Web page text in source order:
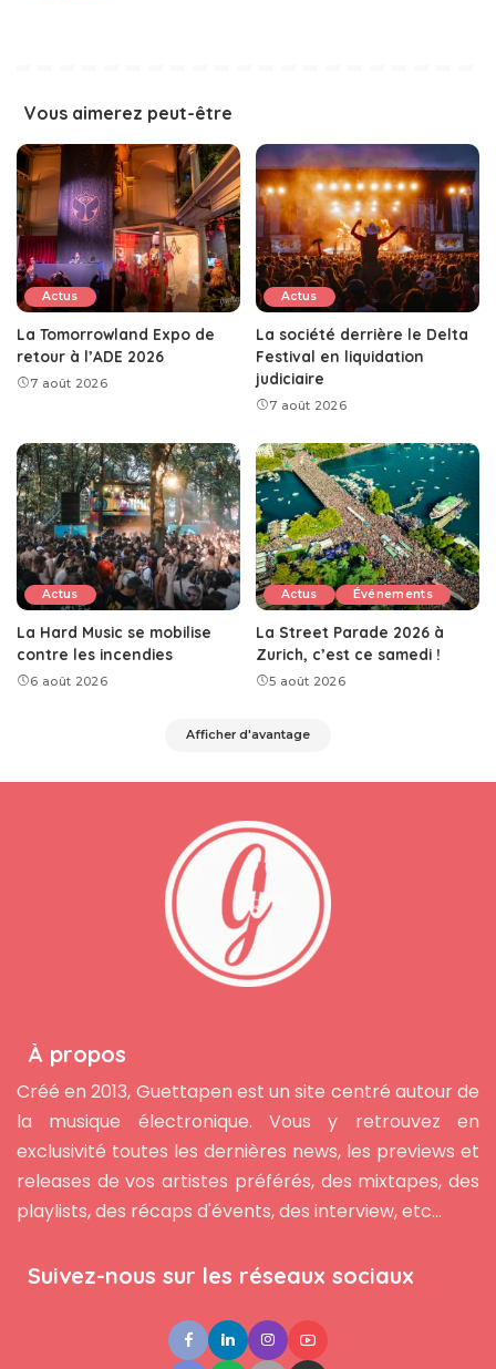
Vous aimerez peut-être
Actus
La Tomorrowland Expo de
retour à l’ADE 2026
7 août 2026
Actus
La société derrière le Delta
Festival en liquidation
judiciaire
7 août 2026
Actus
La Hard Music se mobilise
contre les incendies
6 août 2026
Actus Événements
La Street Parade 2026 à
Zurich, c’est ce samedi !
5 août 2026
Afficher d'avantage
À propos
Créé en 2013, Guettapen est un site centré autour de
la musique électronique. Vous y retrouvez en
exclusivité toutes les dernières news, les previews et
releases de vos artistes préférés, des mixtapes, des
playlists, des récaps d'évents, des interview, etc...
Suivez-nous sur les réseaux sociaux